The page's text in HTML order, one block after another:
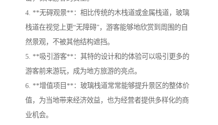
4. **无碍观景**：相比传统的木栈道或金属栈道，玻璃
栈道在视觉上更“无障碍”，游客能够地欣赏到周围的自
然景观，不被其他结构遮挡。
5. **吸引游客**：其特的设计和的体验可以吸引更多的
游客前来游玩，成为地方旅游的亮点。
6. **增值项目**：玻璃栈道常常能够提升景区的整体价
值，为当地带来经济效益，也为经营者提供多样化的商
业机会。